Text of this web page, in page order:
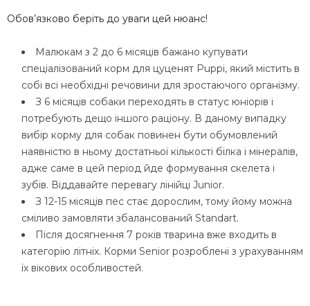
Обов’язково беріть до уваги цей нюанс!
Малюкам з 2 до 6 місяців бажано купувати
спеціалізований корм для цуценят Puppi, який містить в
собі всі необхідні речовини для зростаючого організму.
З 6 місяців собаки переходять в статус юніорів і
потребують дещо іншого раціону. В даному випадку
вибір корму для собак повинен бути обумовлений
наявністю в ньому достатньої кількості білка і мінералів,
адже саме в цей період йде формування скелета і
зубів. Віддавайте перевагу лінійці Junior.
З 12-15 місяців пес стає дорослим, тому йому можна
сміливо замовляти збалансований Standart.
Після досягнення 7 років тварина вже входить в
категорію літніх. Корми Senior розроблені з урахуванням
їх вікових особливостей.